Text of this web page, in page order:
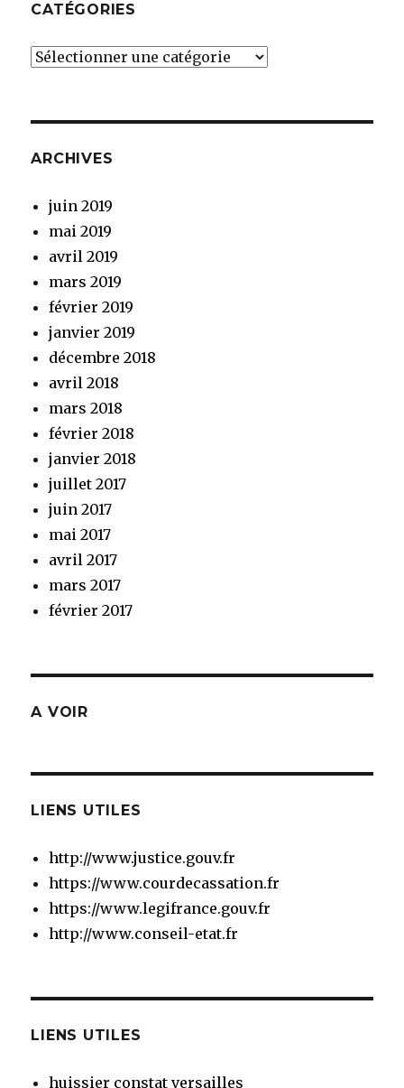
CATÉGORIES
Catégories
ARCHIVES
juin 2019
mai 2019
avril 2019
mars 2019
février 2019
janvier 2019
décembre 2018
avril 2018
mars 2018
février 2018
janvier 2018
juillet 2017
juin 2017
mai 2017
avril 2017
mars 2017
février 2017
A VOIR
LIENS UTILES
http://www.justice.gouv.fr
https://www.courdecassation.fr
https://www.legifrance.gouv.fr
http://www.conseil-etat.fr
LIENS UTILES
huissier constat versailles